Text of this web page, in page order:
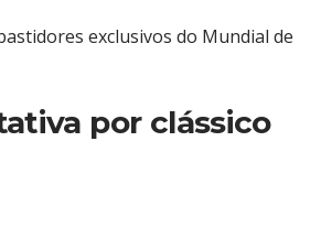
exclusivos do Mundial de
por clássico